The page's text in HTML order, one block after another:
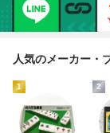
人気のメーカー・
1 2